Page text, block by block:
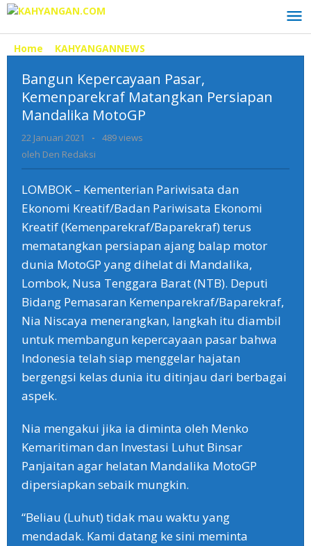
Lewati
konten
Home
KAHYANGANNEWS
Pasar,
Kemenparekraf
Matangkan
Bangun Kepercayaan Pasar,
Kemenparekraf Matangkan Persiapan
Mandalika MotoGP
22 Januari 2021
oleh
Den
-
489 views
oleh Den Redaksi
LOMBOK – Kementerian Pariwisata dan
Ekonomi Kreatif/Badan Pariwisata Ekonomi
Kreatif (Kemenparekraf/Baparekraf) terus
mematangkan persiapan ajang balap motor
dunia MotoGP yang dihelat di Mandalika,
Lombok, Nusa Tenggara Barat (NTB). Deputi
Bidang Pemasaran Kemenparekraf/Baparekraf,
Nia Niscaya menerangkan, langkah itu diambil
untuk membangun kepercayaan pasar bahwa
Indonesia telah siap menggelar hajatan
bergengsi kelas dunia itu ditinjau dari berbagai
aspek.
Nia mengakui jika ia diminta oleh Menko
Kemaritiman dan Investasi Luhut Binsar
Panjaitan agar helatan Mandalika MotoGP
dipersiapkan sebaik mungkin.
“Beliau (Luhut) tidak mau waktu yang
mendadak. Kami datang ke sini meminta